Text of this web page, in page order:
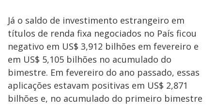
Já o saldo de investimento estrangeiro em
títulos de renda fixa negociados no País ficou
negativo em US$ 3,912 bilhões em fevereiro e
em US$ 5,105 bilhões no acumulado do
bimestre. Em fevereiro do ano passado, essas
aplicações estavam positivas em US$ 2,871
bilhões e, no acumulado do primeiro bimestre